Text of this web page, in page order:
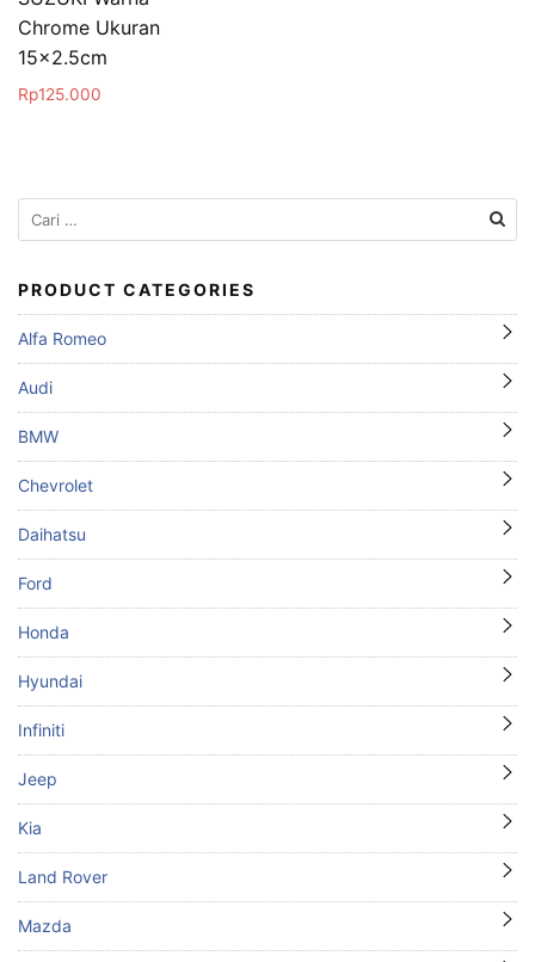
Chrome Ukuran
15×2.5cm
Rp125.000
Cari
untuk:
PRODUCT CATEGORIES
Alfa Romeo
Audi
BMW
Chevrolet
Daihatsu
Ford
Honda
Hyundai
Infiniti
Jeep
Kia
Land Rover
Mazda